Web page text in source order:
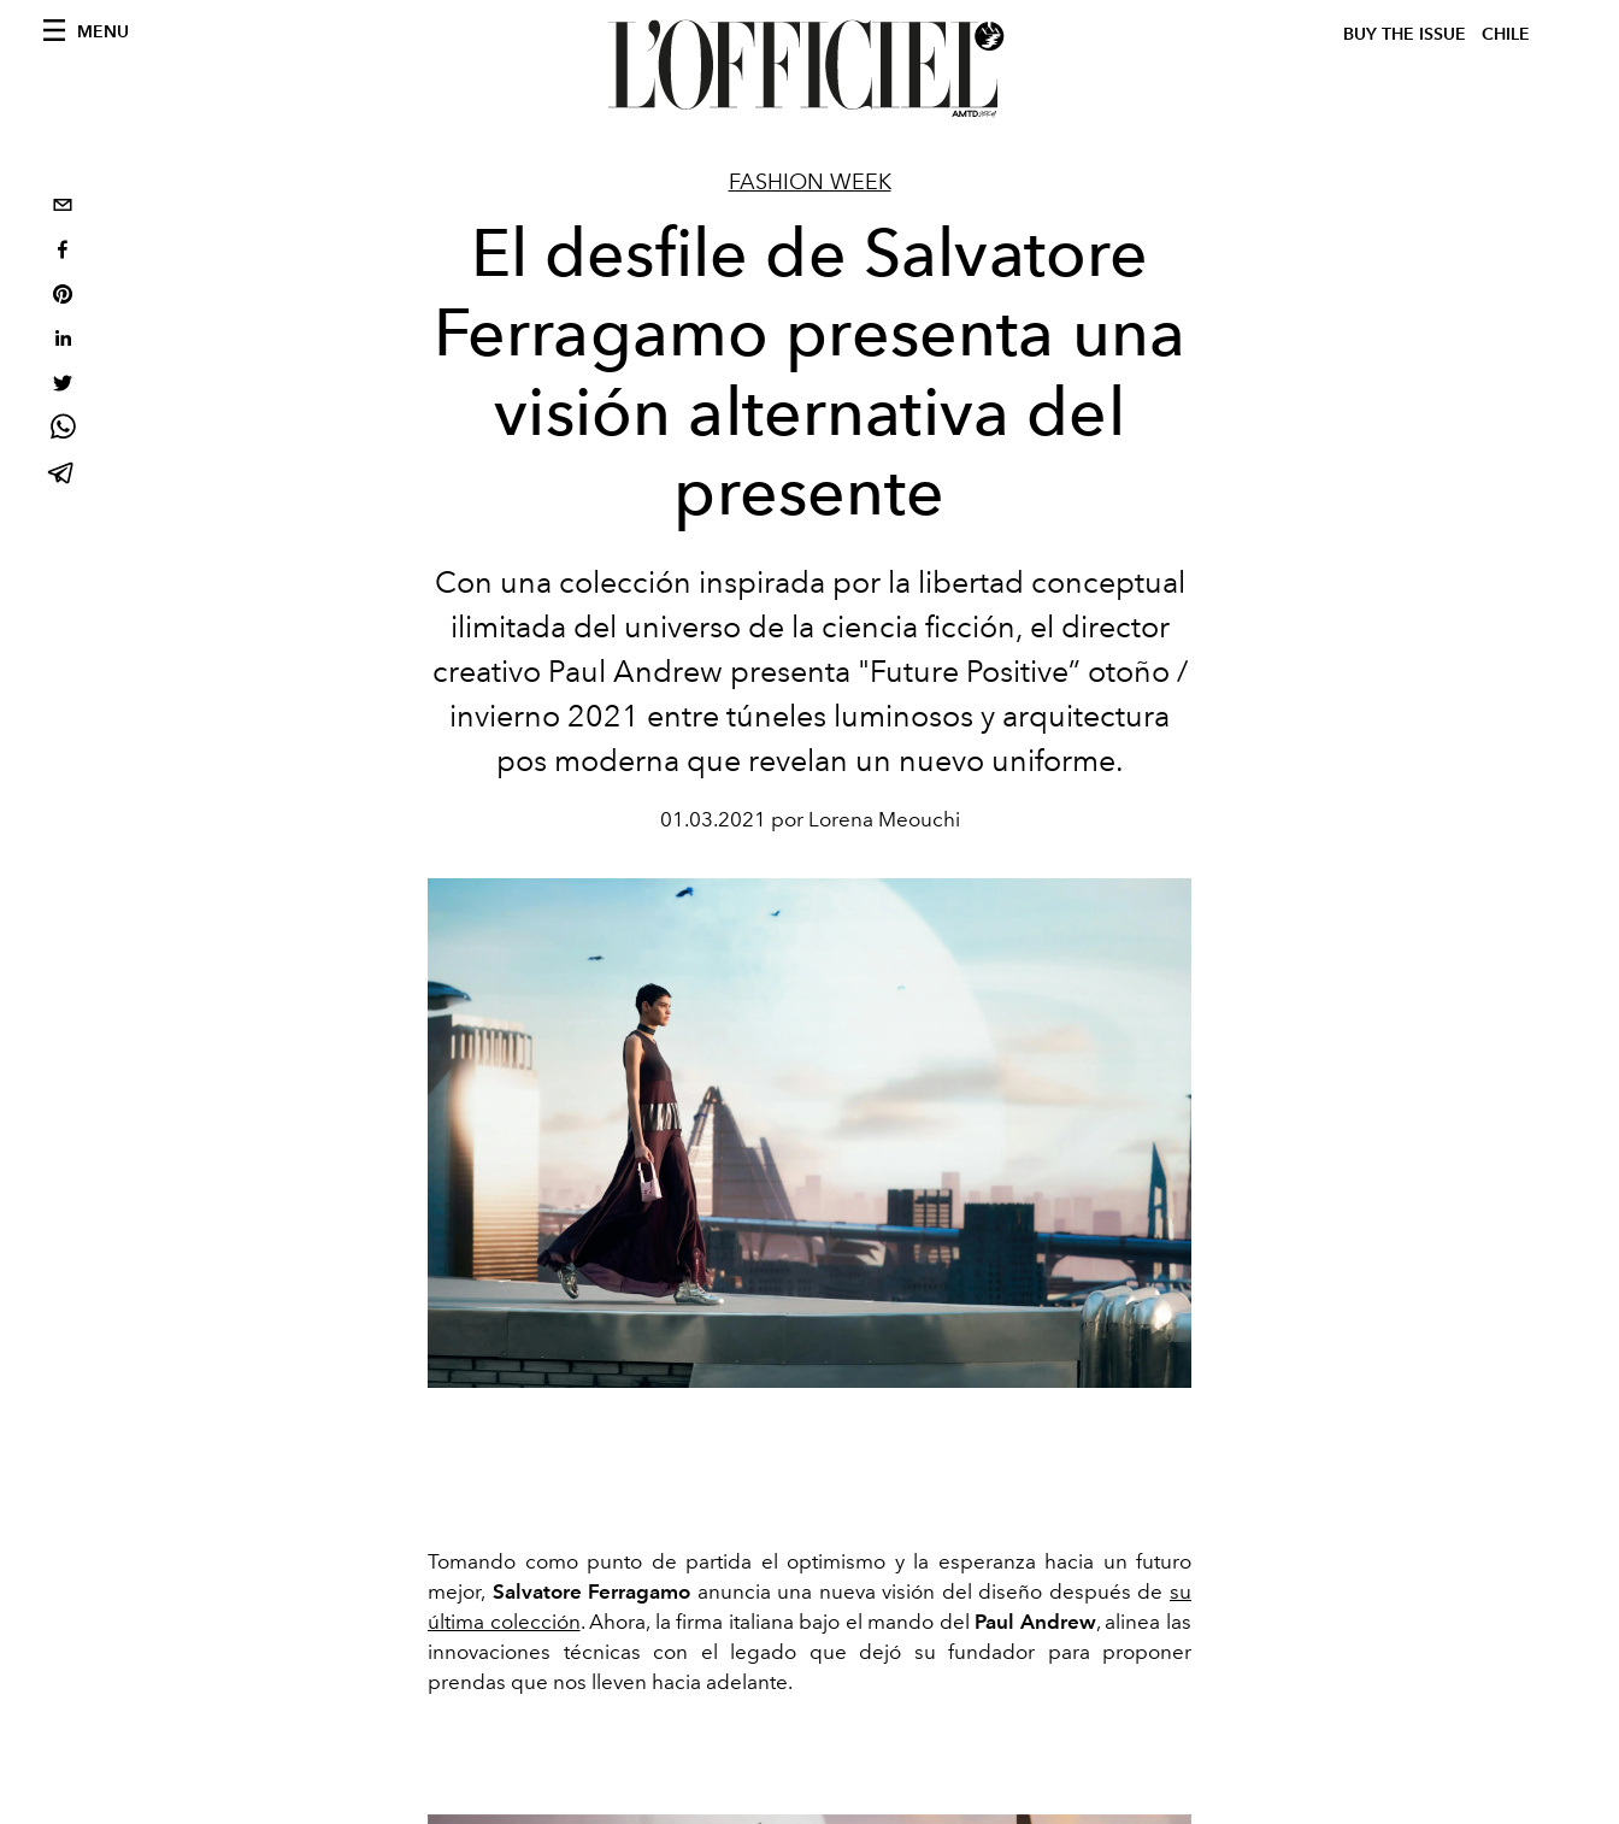
MENU BUY THE ISSUE CHILE
FASHION WEEK
El desfile de Salvatore
Ferragamo presenta una
visión alternativa del
presente
Con una colección inspirada por la libertad conceptual
ilimitada del universo de la ciencia ficción, el director
creativo Paul Andrew presenta "Future Positive” otoño /
invierno 2021 entre túneles luminosos y arquitectura
pos moderna que revelan un nuevo uniforme.
01.03.2021 por Lorena Meouchi
Tomando como punto de partida el optimismo y la esperanza hacia un futuro
mejor, Salvatore Ferragamo anuncia una nueva visión del diseño después desu
última colección. Ahora, la firma italiana bajo el mando del Paul Andrew, alinea las
innovaciones técnicas con el legado que dejó su fundador para proponer
prendas que nos lleven hacia adelante.